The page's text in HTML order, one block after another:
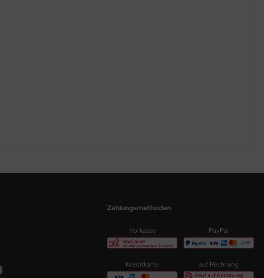
Zahlungsmethoden
Vorkasse PayPal
Kreditkarte auf Rechnung